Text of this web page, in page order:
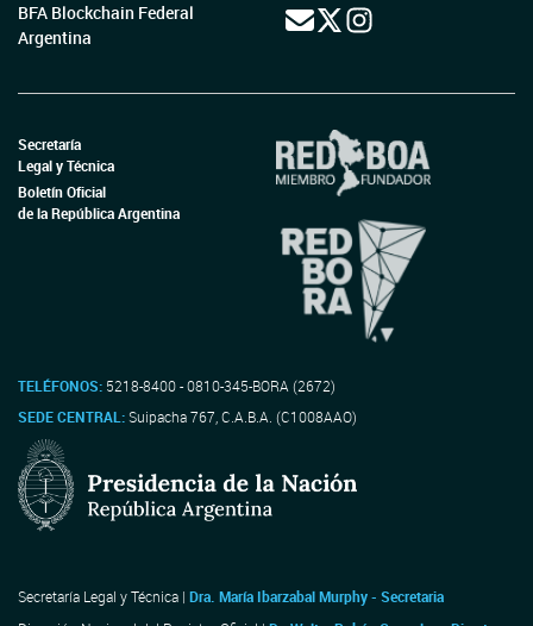
BFA Blockchain Federal
Argentina
Secretaría
Legal y Técnica
Boletín Oficial
de la República Argentina
TELÉFONOS: 5218-8400 - 0810-345-BORA (2672)
SEDE CENTRAL:Suipacha 767, C.A.B.A. (C1008AAO)
Secretaría Legal y Técnica | Dra. María Ibarzabal Murphy - Secretaria